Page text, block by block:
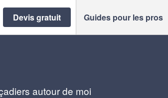
Devis gratuit Guides pour les pros
autour de moi